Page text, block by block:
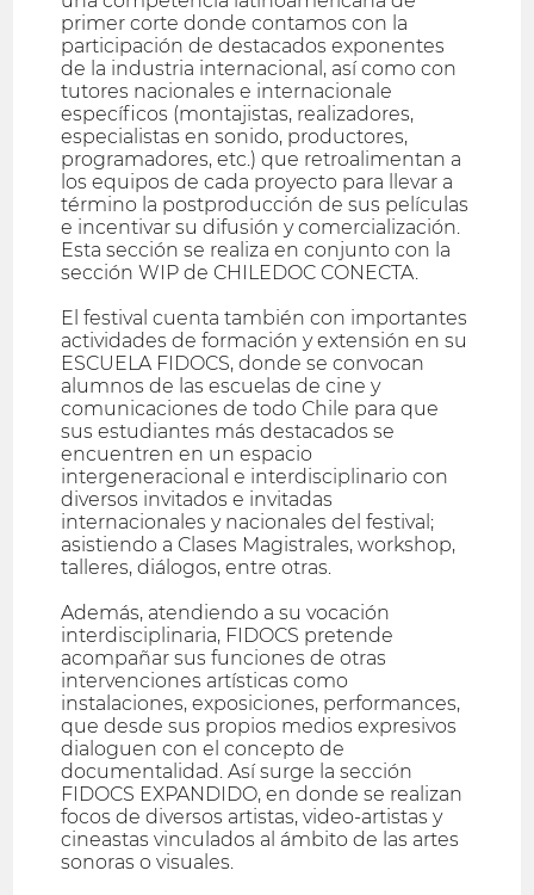
primer corte donde contamos con la
participación de destacados exponentes
de la industria internacional, así como con
tutores nacionales e internacionale
específicos (montajistas, realizadores,
especialistas en sonido, productores,
programadores, etc.) que retroalimentan a
los equipos de cada proyecto para llevar a
término la postproducción de sus películas
e incentivar su difusión y comercialización.
Esta sección se realiza en conjunto con la
sección WIP de CHILEDOC CONECTA.
El festival cuenta también con importantes
actividades de formación y extensión en su
ESCUELA FIDOCS, donde se convocan
alumnos de las escuelas de cine y
comunicaciones de todo Chile para que
sus estudiantes más destacados se
encuentren en un espacio
intergeneracional e interdisciplinario con
diversos invitados e invitadas
internacionales y nacionales del festival;
asistiendo a Clases Magistrales, workshop,
talleres, diálogos, entre otras.
Además, atendiendo a su vocación
interdisciplinaria, FIDOCS pretende
acompañar sus funciones de otras
intervenciones artísticas como
instalaciones, exposiciones, performances,
que desde sus propios medios expresivos
dialoguen con el concepto de
documentalidad. Así surge la sección
FIDOCS EXPANDIDO, en donde se realizan
focos de diversos artistas, video-artistas y
cineastas vinculados al ámbito de las artes
sonoras o visuales.